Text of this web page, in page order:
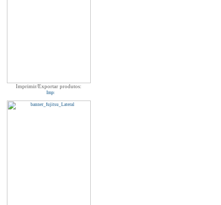
Imprimir/Exportar produtos: